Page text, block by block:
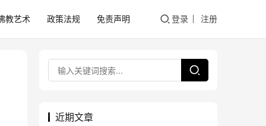
教艺术 政策法规 免责声明 登录 注册
近期文章